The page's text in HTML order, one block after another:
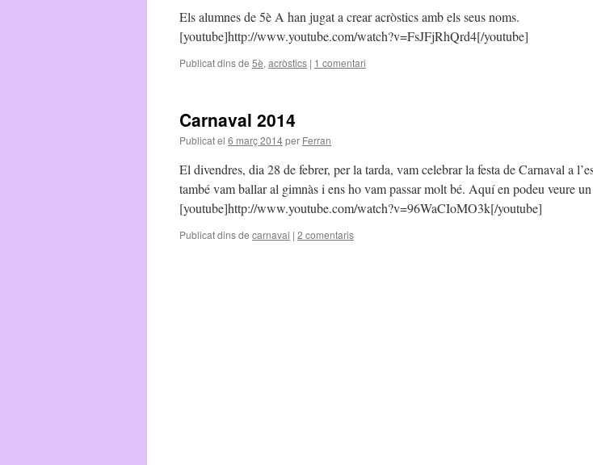
Els alumnes de 5è A han jugat a crear acròstics amb els seus noms.
[youtube]http://www.youtube.com/watch?v=FsJFjRhQrd4[/youtube]
Publicat dins de 5è, acròstics | 1 comentari
Carnaval 2014
Publicat el 6 març 2014per Ferran
El divendres, dia 28 de febrer, per la tarda, vam celebrar la festa de Carnaval a
també vam ballar al gimnàs i ens ho vam passar molt bé. Aquí en podeu veure
[youtube]http://www.youtube.com/watch?v=96WaCIoMO3k[/youtube]
Publicat dins de carnaval | 2 comentaris